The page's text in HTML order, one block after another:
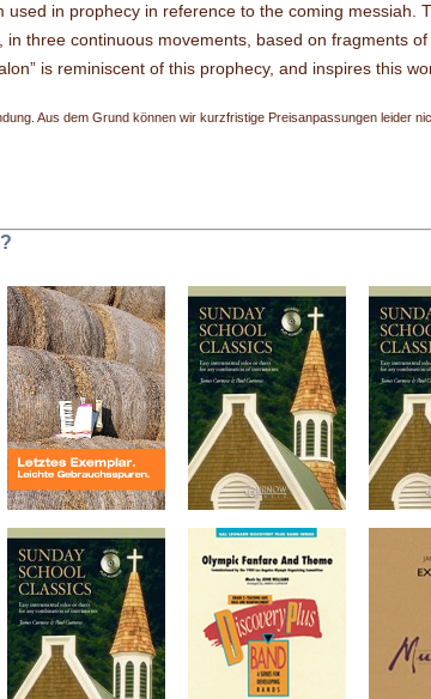
used in prophecy in reference to the coming messiah.
three continuous movements, based on fragments
is reminiscent of this prophecy, and inspires this
Aus dem Grund können wir kurzfristige Preisanpassungen leider